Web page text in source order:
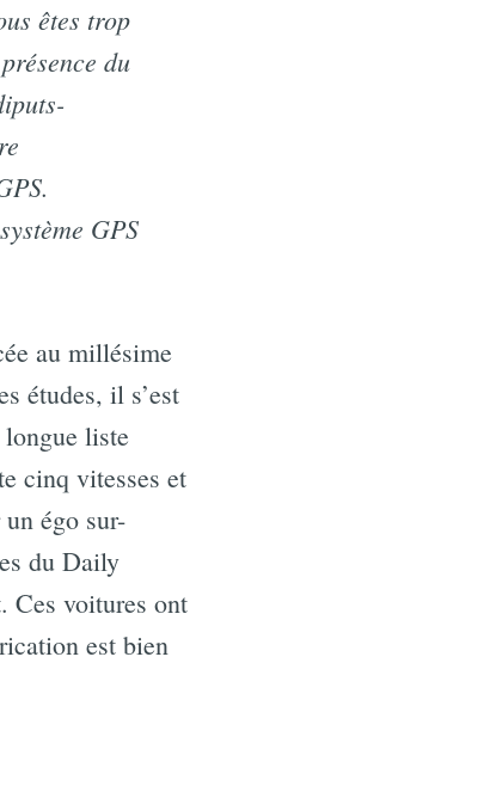
êtes trop
du
GPS
au millésime
études, il s’est
liste
cinq vitesses et
égo sur-
du Daily
Ces voitures ont
est bien